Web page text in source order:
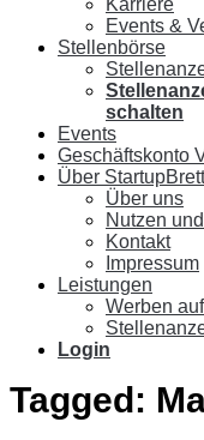
Karriere
Events &
Stellenbörse
schalten
Events
Geschäftskonto
Über StartupBrett
Über uns
Nutzen
Kontakt
Impressum
Leistungen
Werben
Login
Tagged: